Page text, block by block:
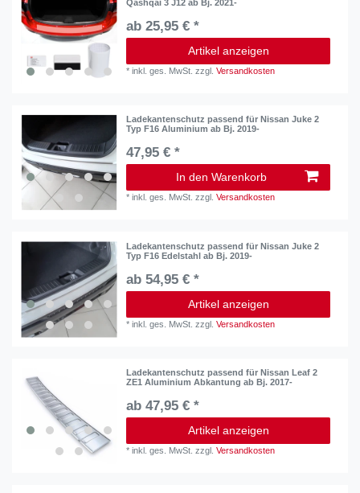
Qashqai 3 J12 ab Bj. 2021-
ab 25,95 € *
Artikel anzeigen
*inkl. ges. MwSt. zzgl.Versandkosten
Ladekantenschutz passend für Nissan Juke 2
Typ F16 Aluminium ab Bj. 2019-
47,95 € *
In den Warenkorb
*inkl. ges. MwSt. zzgl.Versandkosten
Ladekantenschutz passend für Nissan Juke 2
Typ F16 Edelstahl ab Bj. 2019-
ab 54,95 € *
Artikel anzeigen
*inkl. ges. MwSt. zzgl.Versandkosten
Ladekantenschutz passend für Nissan Leaf 2
ZE1 Aluminium Abkantung ab Bj. 2017-
ab 47,95 € *
Artikel anzeigen
*inkl. ges. MwSt. zzgl.Versandkosten